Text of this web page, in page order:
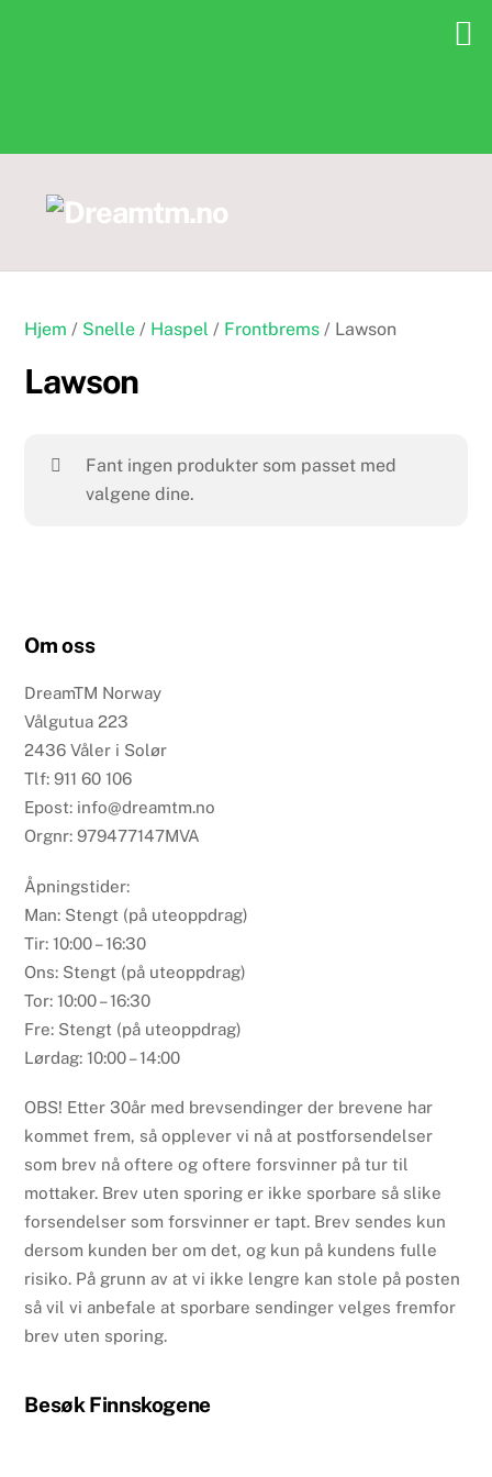
Hjem / Snelle / Haspel / Frontbrems / Lawson
Lawson
Fant ingen produkter som passet med
valgene dine.
Om oss
DreamTM Norway
Vålgutua 223
2436 Våler i Solør
Tlf: 911 60 106
Epost: info@dreamtm.no
Orgnr: 979477147MVA
Åpningstider:
Man: Stengt (på uteoppdrag)
Tir: 10:00 – 16:30
Ons: Stengt (på uteoppdrag)
Tor: 10:00 – 16:30
Fre: Stengt (på uteoppdrag)
Lørdag: 10:00 – 14:00
OBS! Etter 30år med brevsendinger der brevene har
kommet frem, så opplever vi nå at postforsendelser
som brev nå oftere og oftere forsvinner på tur til
mottaker. Brev uten sporing er ikke sporbare så slike
forsendelser som forsvinner er tapt. Brev sendes kun
dersom kunden ber om det, og kun på kundens fulle
risiko. På grunn av at vi ikke lengre kan stole på posten
så vil vi anbefale at sporbare sendinger velges fremfor
brev uten sporing.
Besøk Finnskogene